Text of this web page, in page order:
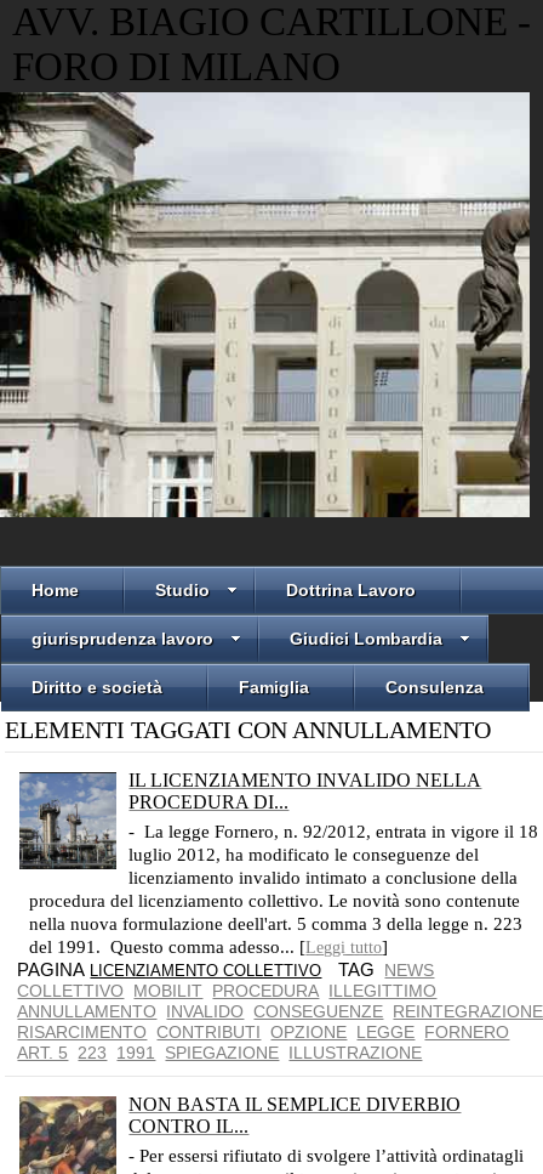
AVV. BIAGIO CARTILLONE -
FORO DI MILANO
Home Studio Dottrina Lavoro
giurisprudenza lavoro Giudici Lombardia
Diritto e società Famiglia Consulenza
ELEMENTI TAGGATI CON ANNULLAMENTO
IL LICENZIAMENTO INVALIDO NELLA
PROCEDURA DI...
- La legge Fornero, n. 92/2012, entrata in vigore il 18
luglio 2012, ha modificato le conseguenze del
licenziamento invalido intimato a conclusione della
procedura del licenziamento collettivo. Le novità sono contenute
nella nuova formulazione deell'art. 5 comma 3 della legge n. 223
del 1991. Questo comma adesso... [Leggi tutto]
PAGINA LICENZIAMENTO COLLETTIVO TAG NEWS
COLLETTIVO
MOBILIT PROCEDURA ILLEGITTIMO
ANNULLAMENTO
INVALIDO CONSEGUENZE REINTEGRAZIONE
RISARCIMENTO CONTRIBUTI OPZIONE LEGGE FORNERO
ART. 5
223 1991 SPIEGAZIONE ILLUSTRAZIONE
NON BASTA IL SEMPLICE DIVERBIO
CONTRO IL...
- Per essersi rifiutato di svolgere l’attività ordinatagli